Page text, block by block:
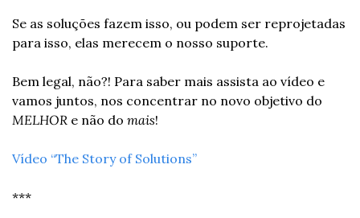
Se as soluções fazem isso, ou podem ser reprojetadas
para isso, elas merecem o nosso suporte.
Bem legal, não?! Para saber mais assista ao vídeo e
vamos juntos, nos concentrar no novo objetivo do
MELHOR e não do mais!
Vídeo “The Story of Solutions”
***